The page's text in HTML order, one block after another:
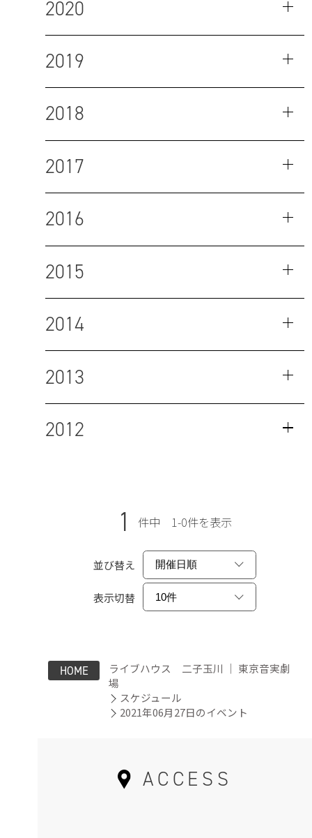
2020
2019
2018
2017
2016
2015
2014
2013
2012
1 件中 1-0件を表示
並び替え
表示切替
HOME
ライブハウス 二子玉川 ｜ 東京音実劇
場
スケジュール
2021年06月27日のイベント
ACCESS